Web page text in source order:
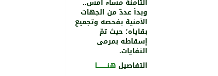
الثامنة مساء أمس..
وبدأ عددٌ من الجهات
الأمنية بفحصه وتجميع
بقاياه؛ حيث تمّ
إسقاطه بمرمى
النفايات.
التفاصيلهنــــــــــا